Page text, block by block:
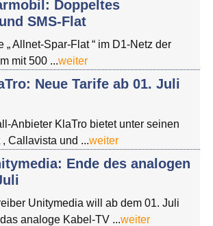
Doppeltes
SMS-Flat
„ Allnet-Spar-Flat “ im D1-Netz der
mit 500 ...weiter
Neue Tarife ab 01. Juli
Anbieter KlaTro bietet unter seinen
Callavista und ...weiter
Ende des analogen
Unitymedia will ab dem 01. Juli
analoge Kabel-TV ...weiter